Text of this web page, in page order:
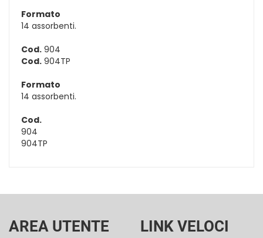
Formato
14 assorbenti.
Cod. 904
Cod. 904TP
Formato
14 assorbenti.
Cod.
904
904TP
AREA UTENTE LINK VELOCI